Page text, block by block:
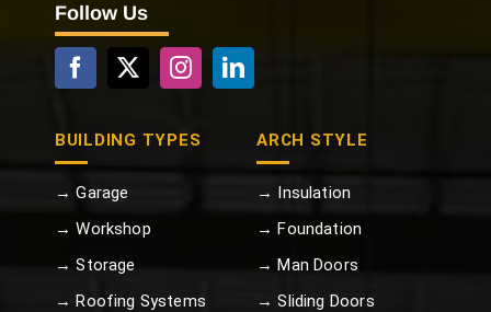
Follow Us
BUILDING TYPES
→ Garage
→ Workshop
→ Storage
→ Roofing Systems
ARCH STYLE
→ Insulation
→ Foundation
→ Man Doors
→ Sliding Doors